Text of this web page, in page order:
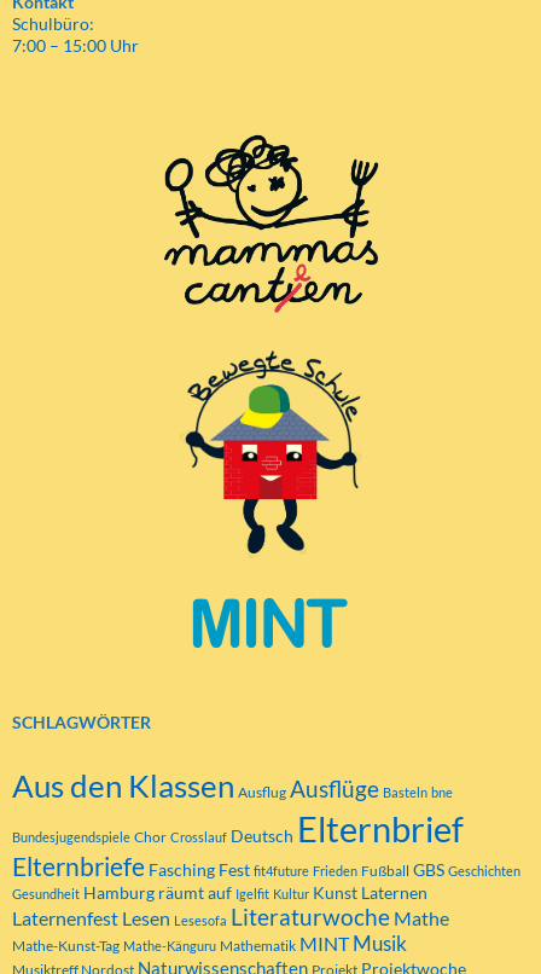
Schulbüro:
7:00 – 15:00 Uhr
SCHLAGWÖRTER
Aus den Klassen Ausflug Ausflüge Basteln bne
Bundesjugendspiele Chor Crosslauf Deutsch Elternbrief
Elternbriefe Fasching Fest fit4future Frieden Fußball GBS Geschichten
Gesundheit Hamburg räumt auf Igelfit Kultur Kunst Laternen
Laternenfest Lesen Lesesofa Literaturwoche Mathe
Mathe-Kunst-Tag Mathe-Känguru Mathematik MINT Musik
Musiktreff Nordost Naturwissenschaften Projekt Projektwoche